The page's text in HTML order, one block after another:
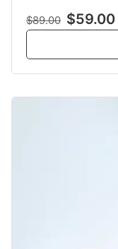
$89.00 $59.00